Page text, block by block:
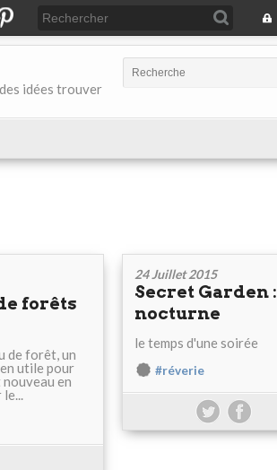
idées trouver
forêts
de forêt, un
utile pour
en
24 Juillet 2015
Secret Garden :
nocturne
le temps d'une soirée
#réverie